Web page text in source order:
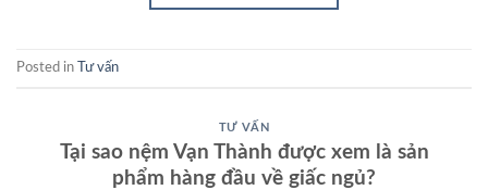
Posted in Tư vấn
TƯ VẤN
Tại sao nệm Vạn Thành được xem là sản
phẩm hàng đầu về giấc ngủ?